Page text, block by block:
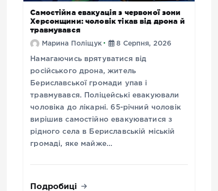
Самостійна евакуація з червоної зони
Херсонщини: чоловік тікав від дрона й
травмувався
Марина Поліщук 8 Серпня, 2026
Намагаючись врятуватися від
російського дрона, житель
Бериславської громади упав і
травмувався. Поліцейські евакуювали
чоловіка до лікарні. 65-річний чоловік
вирішив самостійно евакуюватися з
рідного села в Бериславській міській
громаді, яке майже…
Подробиці